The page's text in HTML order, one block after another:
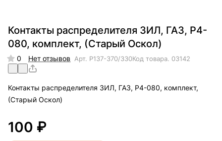
Контакты распределителя ЗИЛ, ГАЗ, Р4-
080, комплект, (Старый Оскол)
0 Нет отзывов Арт. Р137-370/330Код товара. 03142
Контакты распределителя ЗИЛ, ГАЗ, Р4-080, комплект,
(Старый Оскол)
100 ₽